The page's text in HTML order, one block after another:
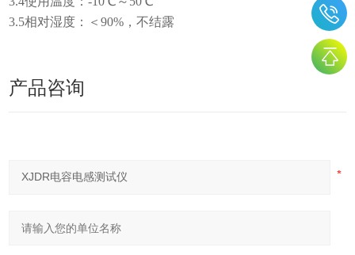
3.5相对湿度：＜90%，不结露
产品咨询